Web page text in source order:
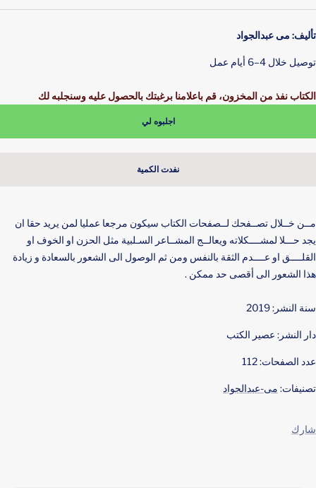
تأليف: مى عبدالجواد
توصيل خلال 4–6 أيام عمل
الكتاب نفذ من المخزون، قم باعلامنا برغبتك بالحصول عليه وسنجلبه لك
اجلبوه لي
نفدت الكمية
ﻣــﻦ ﺧــﻼل ﺗﺼــﻔﺤﻚ ﻟــﺼﻔﺤﺎت اﻟﻜﺘﺎب ﺳﻴﻜﻮن ﻣﺮﺟﻌﺎ ﻋﻤﻠﻴﺎ ﻟﻤﻦ ﻳﺮﻳﺪ ﺣﻘﺎ ان
ﻳﺠﺪ ﺣـــﻼ ﻟﻤﺸــــﻜﻼﺗﻪ وﻳﻌﺎﻟــﺞ اﻟﻤﺸــﺎﻋﺮ اﻟﺴـﻠﺒﻴﺔ ﻣﺜﻞ اﻟﺤﺰن او اﻟﺨﻮف او
اﻟﻘﻠــــﻖ او ﻋــــﺪم اﻟﺜﻘﺔ ﺑﺎﻟﻨﻔﺲ وﻣﻦ ﺛﻢ اﻟﻮﺻﻮل اﻟﻰ اﻟﺸﻌﻮر ﺑﺎﻟﺴﻌﺎدة و زﻳﺎدة
ﻫﺬا اﻟﺸﻌﻮر اﻟﻰ أﻗﺼﻰ ﺣﺪ ﻣﻤﻜﻦ .
سنة النشر: 2019
دار النشر: عصير الكتب
عدد الصفحات: 112
تصنيفات: مى-عبدالجواد
شارك